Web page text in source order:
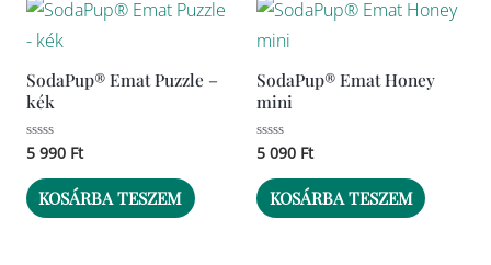
SodaPup® Emat Puzzle –
kék
Értékelés:
0
5
5 990 Ft
KOSÁRBA TESZEM
SodaPup® Emat Honey
mini
Értékelés:
0
5
5 090 Ft
KOSÁRBA TESZEM